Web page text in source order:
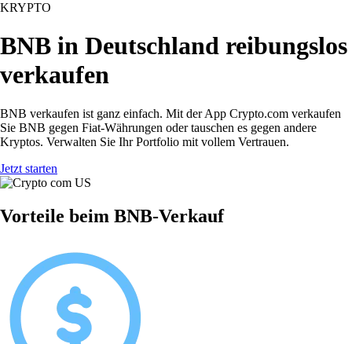
KRYPTO
BNB in Deutschland reibungslos
verkaufen
BNB verkaufen ist ganz einfach. Mit der App Crypto.com verkaufen
Sie BNB gegen Fiat-Währungen oder tauschen es gegen andere
Kryptos. Verwalten Sie Ihr Portfolio mit vollem Vertrauen.
Jetzt starten
Vorteile beim BNB-Verkauf